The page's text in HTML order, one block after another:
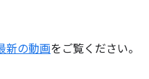
新の動画をご覧ください。